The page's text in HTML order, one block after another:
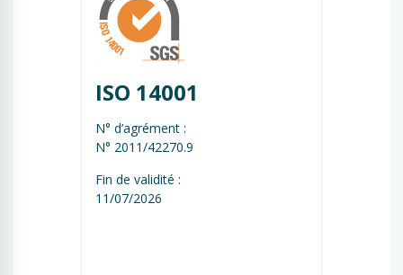
ISO 14001
N° d’agrément :
N° 2011/42270.9
Fin de validité :
11/07/2026